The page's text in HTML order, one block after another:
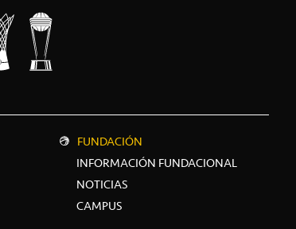
FUNDACIÓN
INFORMACIÓN FUNDACIONAL
NOTICIAS
CAMPUS